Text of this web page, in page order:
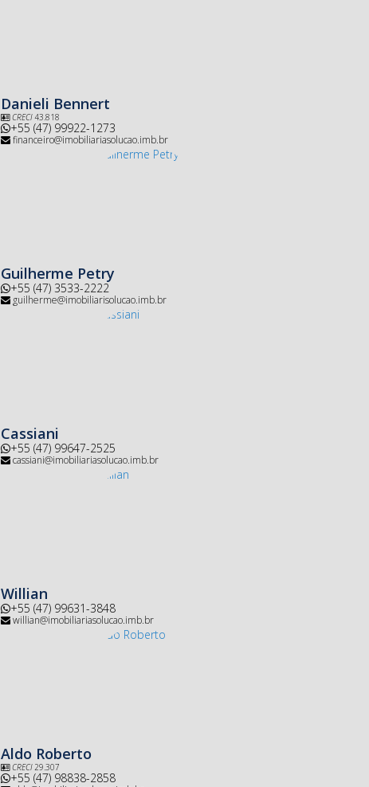
Danieli Bennert
CRECI43.818
+55 (47) 99922-1273
financeiro@imobiliariasolucao.imb.br
Guilherme Petry
+55 (47) 3533-2222
guilherme@imobiliarisolucao.imb.br
Cassiani
+55 (47) 99647-2525
cassiani@imobiliariasolucao.imb.br
Willian
+55 (47) 99631-3848
willian@imobiliariasolucao.imb.br
Aldo Roberto
CRECI29.307
+55 (47) 98838-2858